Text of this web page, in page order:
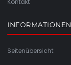
Kontakt
INFORMATIONEN
Seitenübersicht